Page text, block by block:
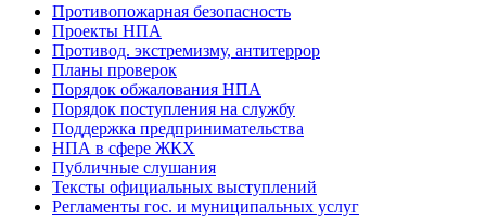
Противопожарная безопасность
Проекты НПА
Противод. экстремизму, антитеррор
Планы проверок
Порядок обжалования НПА
Порядок поступления на службу
Поддержка предпринимательства
НПА в сфере ЖКХ
Публичные слушания
Тексты официальных выступлений
Регламенты гос. и муниципальных услуг